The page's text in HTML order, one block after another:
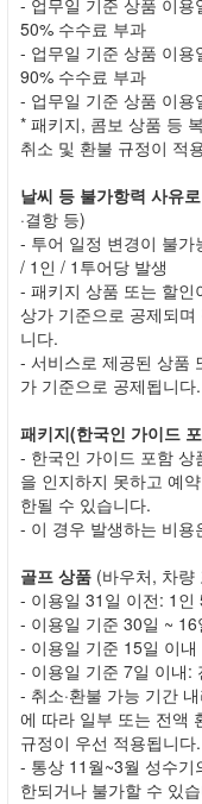
- 업무일 기준 상품 이용
50% 수수료 부과
- 업무일 기준 상품 이용
90% 수수료 부과
- 업무일 기준 상품 이
* 패키지, 콤보 상품 등
취소 및 환불 규정이 적
날씨 등 불가항력 사유
·결항 등)
- 투어 일정 변경이 불가
/ 1인 / 1투어당 발생
- 패키지 상품 또는 할인
상가 기준으로 공제되
니다.
- 서비스로 제공된 상품
가 기준으로 공제됩니다.
패키지(한국인 가이드
- 한국인 가이드 포함 상
을 인지하지 못하고 예
한될 수 있습니다.
- 이 경우 발생하는 비
골프 상품 (바우처, 차량
- 이용일 31일 이전: 1
- 이용일 기준 30일 ~
- 이용일 기준 15일 이
- 이용일 기준 7일 이내:
- 취소·환불 가능 기간
에 따라 일부 또는 전액
규정이 우선 적용됩니
- 통상 11월~3월 성수기
한되거나 불가할 수 있